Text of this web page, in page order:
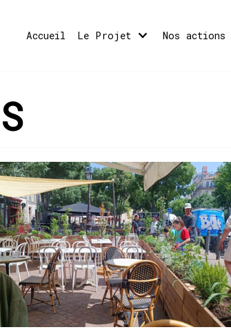
Accueil Le Projet Nos actions